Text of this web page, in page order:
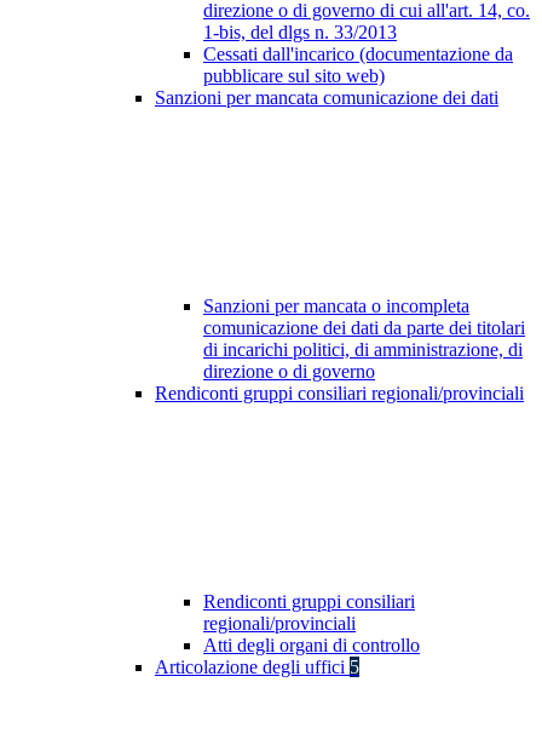
direzione o di governo di cui all'art. 14, co.
1-bis, del dlgs n. 33/2013
Cessati dall'incarico (documentazione da
pubblicare sul sito web)
Sanzioni per mancata comunicazione dei dati
Sanzioni per mancata o incompleta
comunicazione dei dati da parte dei titolari
di incarichi politici, di amministrazione, di
direzione o di governo
Rendiconti gruppi consiliari regionali/provinciali
Rendiconti gruppi consiliari
regionali/provinciali
Atti degli organi di controllo
Articolazione degli uffici 5